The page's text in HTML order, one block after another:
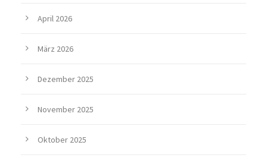
April 2026
März 2026
Dezember 2025
November 2025
Oktober 2025